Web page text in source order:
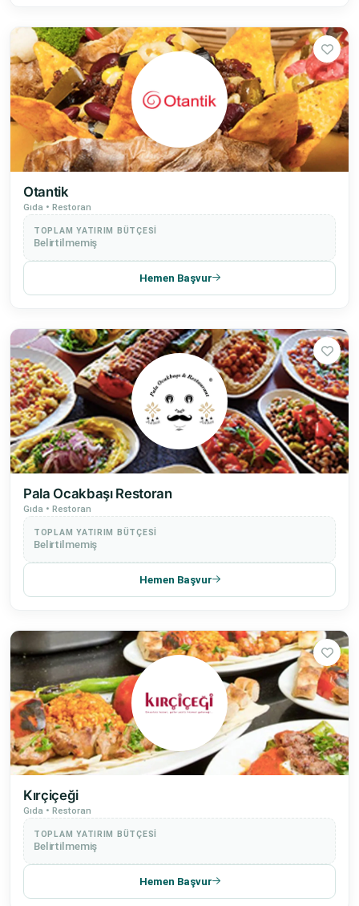
Otantik
Gıda • Restoran
TOPLAM YATIRIM BÜTÇESI
Belirtilmemiş
Hemen Başvur
Pala Ocakbaşı Restoran
Gıda • Restoran
TOPLAM YATIRIM BÜTÇESI
Belirtilmemiş
Hemen Başvur
Kırçiçeği
Gıda • Restoran
TOPLAM YATIRIM BÜTÇESI
Belirtilmemiş
Hemen Başvur